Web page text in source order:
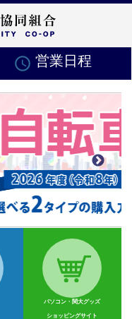
access_time 営業日程
パソコン・関大グッズ
ショッピングサイト